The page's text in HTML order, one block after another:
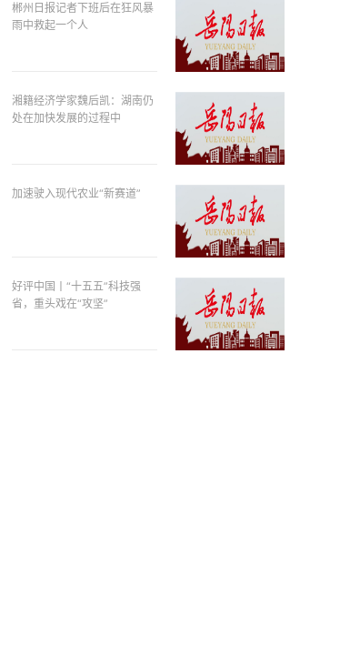
郴州日报记者下班后在狂风暴
雨中救起一个人
湘籍经济学家魏后凯：湖南仍
处在加快发展的过程中
加速驶入现代农业“新赛道”
好评中国丨“十五五”科技强
省，重头戏在“攻坚”